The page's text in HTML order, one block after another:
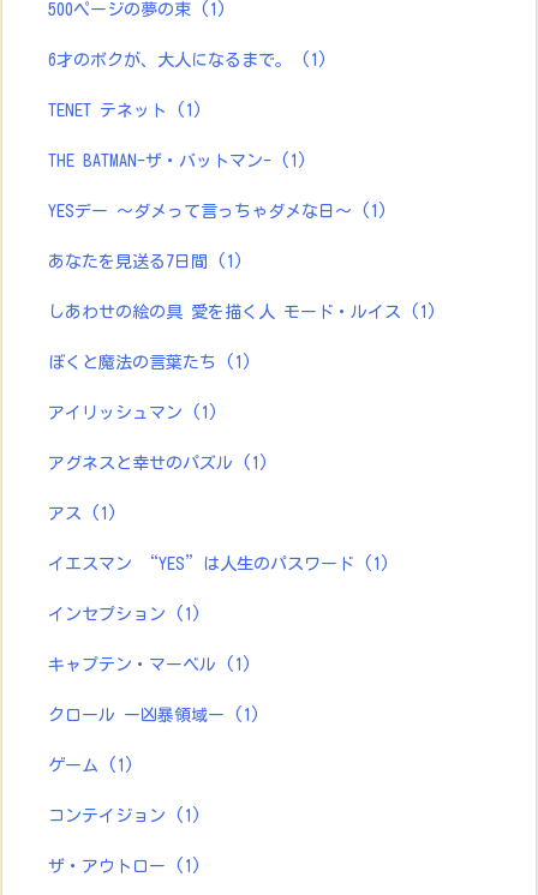
500ページの夢の束 (1)
6才のボクが、大人になるまで。 (1)
TENET テネット (1)
THE BATMAN-ザ・バットマン- (1)
YESデー ～ダメって言っちゃダメな日～ (1)
あなたを見送る7日間 (1)
しあわせの絵の具 愛を描く人 モード・ルイス (1)
ぼくと魔法の言葉たち (1)
アイリッシュマン (1)
アグネスと幸せのパズル (1)
アス (1)
イエスマン “YES”は人生のパスワード (1)
インセプション (1)
キャプテン・マーベル (1)
クロール ー凶暴領域ー (1)
ゲーム (1)
コンテイジョン (1)
ザ・アウトロー (1)